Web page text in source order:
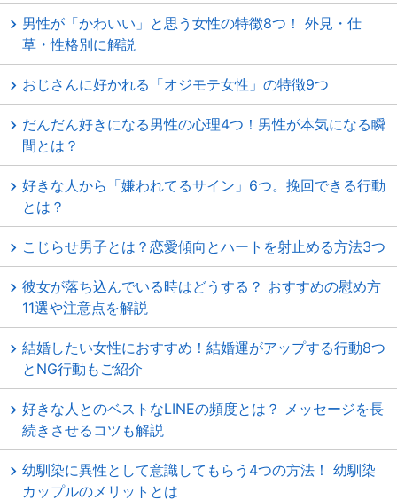
男性が「かわいい」と思う女性の特徴8つ！ 外見・仕
草・性格別に解説
おじさんに好かれる「オジモテ女性」の特徴9つ
だんだん好きになる男性の心理4つ！男性が本気になる瞬
間とは？
好きな人から「嫌われてるサイン」6つ。挽回できる行動
とは？
こじらせ男子とは？恋愛傾向とハートを射止める方法3つ
彼女が落ち込んでいる時はどうする？ おすすめの慰め方
11選や注意点を解説
結婚したい女性におすすめ！結婚運がアップする行動8つ
とNG行動もご紹介
好きな人とのベストなLINEの頻度とは？ メッセージを長
続きさせるコツも解説
幼馴染に異性として意識してもらう4つの方法！ 幼馴染
カップルのメリットとは